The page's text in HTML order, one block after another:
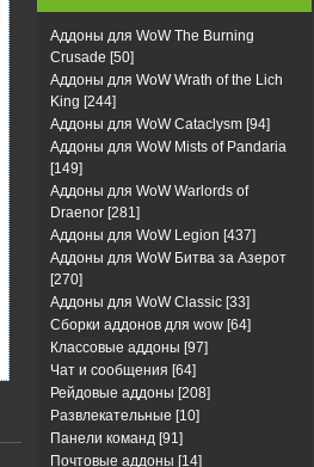
Аддоны для WoW The Burning
Crusade [50]
Аддоны для WoW Wrath of the Lich
King [244]
Аддоны для WoW Cataclysm [94]
Аддоны для WoW Mists of Pandaria
[149]
Аддоны для WoW Warlords of
Draenor [281]
Аддоны для WoW Legion [437]
Аддоны для WoW Битва за Азерот
[270]
Аддоны для WoW Classic [33]
Сборки аддонов для wow [64]
Классовые аддоны [97]
Чат и сообщения [64]
Рейдовые аддоны [208]
Развлекательные [10]
Панели команд [91]
Почтовые аддоны [14]